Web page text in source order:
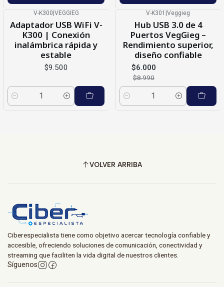
V-K300 VEGGIEG
Adaptador USB WiFi V-
K300 | Conexión
inalámbrica rápida y
estable
$9.500
Cantidad
V-K301 Veggieg
Hub USB 3.0 de 4
Puertos VegGieg –
Rendimiento superior,
diseño confiable
$6.000
$8.990
Cantidad
VOLVER ARRIBA
Ciberespecialista tiene como objetivo acercar tecnología confiable y
accesible, ofreciendo soluciones de comunicación, conectividad y
streaming que faciliten la vida digital de nuestros clientes.
Síguenos